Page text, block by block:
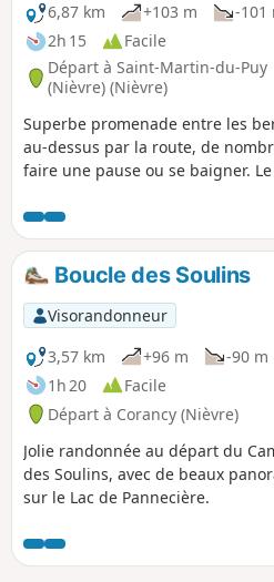
6,87 km
+103 m
-101
2h 15
Facile
Départ à Saint-Martin-du-Puy
(Nièvre) (Nièvre)
Superbe promenade entre les
au-dessus par la route, de
faire une pause ou se baigner.
choix.
Boucle des Soulins
Visorandonneur
3,57 km
+96 m
-90 m
1h 20
Facile
Départ à Corancy (Nièvre)
Jolie randonnée au départ du
des Soulins, avec de beaux
sur le Lac de Pannecière.